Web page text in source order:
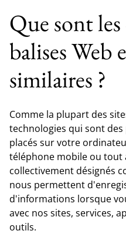
Que sont
balises Web
similaires ?
Comme la plupart des
technologies qui sont
placés sur votre
téléphone mobile ou tout
collectivement désignés
nous permettent
d'informations lorsque
avec nos sites, services,
outils.